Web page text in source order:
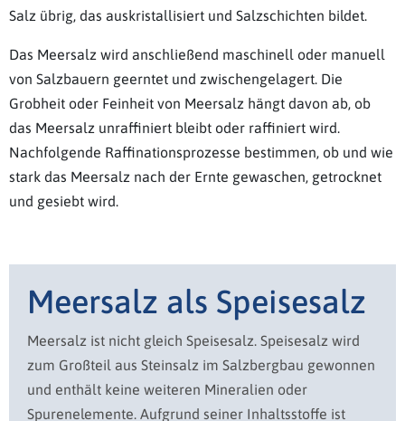
Salz übrig, das auskristallisiert und Salzschichten bildet.
Das Meersalz wird anschließend maschinell oder manuell
von Salzbauern geerntet und zwischengelagert. Die
Grobheit oder Feinheit von Meersalz hängt davon ab, ob
das Meersalz unraffiniert bleibt oder raffiniert wird.
Nachfolgende Raffinationsprozesse bestimmen, ob und wie
stark das Meersalz nach der Ernte gewaschen, getrocknet
und gesiebt wird.
Meersalz als Speisesalz
Meersalz ist nicht gleich Speisesalz. Speisesalz wird
zum Großteil aus Steinsalz im Salzbergbau gewonnen
und enthält keine weiteren Mineralien oder
Spurenelemente. Aufgrund seiner Inhaltsstoffe ist